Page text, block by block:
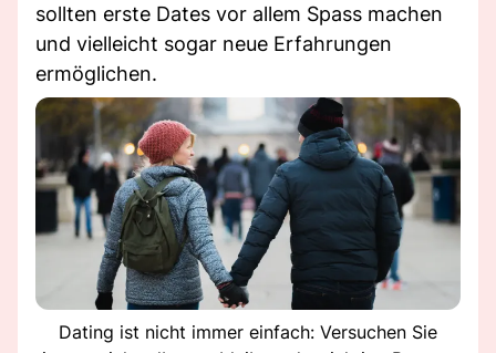
sollten erste Dates vor allem Spass machen
und vielleicht sogar neue Erfahrungen
ermöglichen.
Dating ist nicht immer einfach: Versuchen Sie